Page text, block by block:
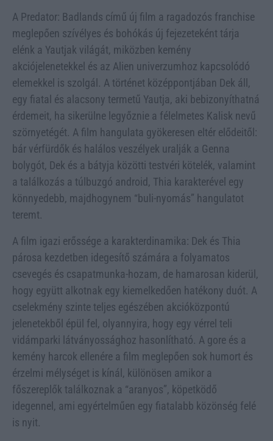
A Predator: Badlands című új film a ragadozós franchise
meglepően szívélyes és bohókás új fejezeteként tárja
elénk a Yautjak világát, miközben kemény
akciójelenetekkel és az Alien univerzumhoz kapcsolódó
elemekkel is szolgál. A történet középpontjában Dek áll,
egy fiatal és alacsony termetű Yautja, aki bebizonyíthatná
érdemeit, ha sikerülne legyőznie a félelmetes Kalisk nevű
szörnyetégét. A film hangulata gyökeresen eltér elődeitől:
bár vérfürdők és halálos veszélyek uralják a Genna
bolygót, Dek és a bátyja közötti testvéri kötelék, valamint
a találkozás a túlbuzgó android, Thia karakterével egy
könnyedebb, majdhogynem “buli-nyomás” hangulatot
teremt.
A film igazi erőssége a karakterdinamika: Dek és Thia
párosa kezdetben idegesítő számára a folyamatos
csevegés és csapatmunka-hozam, de hamarosan kiderül,
hogy együtt alkotnak egy kiemelkedően hatékony duót. A
cselekmény szinte teljes egészében akcióközpontú
jelenetekből épül fel, olyannyira, hogy egy vérrel teli
vidámparki látványossághoz hasonlítható. A gore és a
kemény harcok ellenére a film meglepően sok humort és
érzelmi mélységet is kínál, különösen amikor a
főszereplők találkoznak a “aranyos”, köpetködő
idegennel, ami egyértelműen egy fiatalabb közönség felé
is nyit.